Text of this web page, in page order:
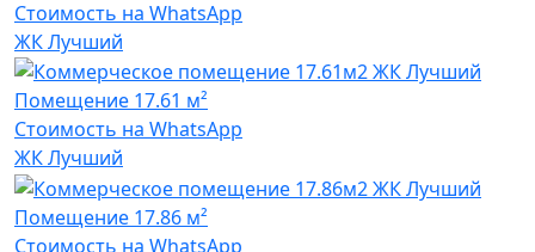
Стоимость на WhatsApp
ЖК Лучший
Помещение 17.61 м²
Стоимость на WhatsApp
ЖК Лучший
Помещение 17.86 м²
Стоимость на WhatsApp